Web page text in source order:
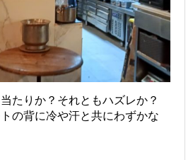
たりか？それともハズレか？
の背に冷や汗と共にわずかな